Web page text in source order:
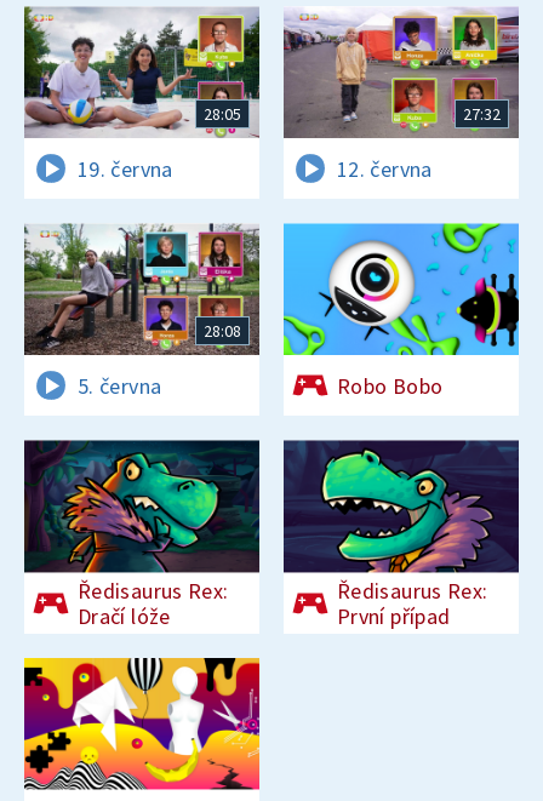
28:05
19. června
27:32
12. června
28:08
5. června Robo Bobo
Ředisaurus Rex:
Dračí lóže
Ředisaurus Rex:
První případ